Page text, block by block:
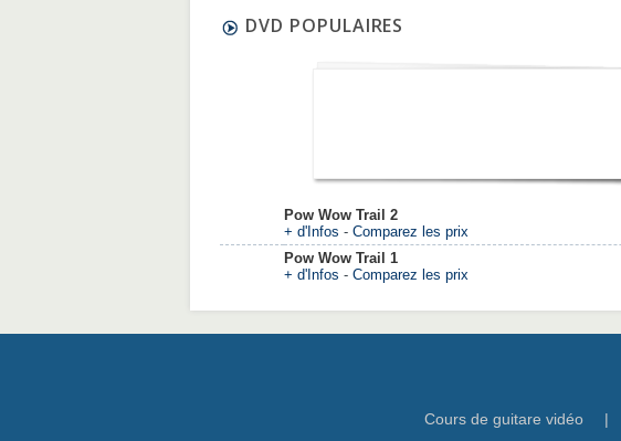
DVD POPULAIRES
Pow Wow Trail 2
+ d'Infos - Comparez les prix
Pow Wow Trail 1
+ d'Infos - Comparez les prix
Cours de guitare vidéo |